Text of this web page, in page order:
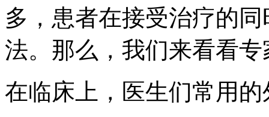
多，患者在接受治疗的
法。那么，我们来看看
在临床上，医生们常用